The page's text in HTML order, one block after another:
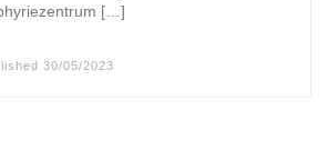
[…]
30/05/2023